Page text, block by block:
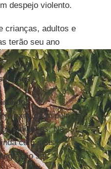
despejo violento.
crianças, adultos e
terão seu ano
meses
do
executado pela
indígenas. Na
com seus
ser